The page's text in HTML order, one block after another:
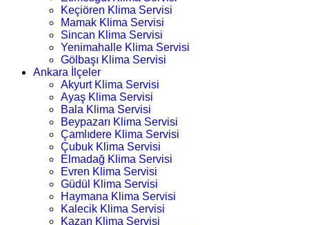
Keçiören Klima Servisi
Mamak Klima Servisi
Sincan Klima Servisi
Yenimahalle Klima Servisi
Gölbaşı Klima Servisi
Ankara İlçeler
Akyurt Klima Servisi
Ayaş Klima Servisi
Bala Klima Servisi
Beypazarı Klima Servisi
Çamlıdere Klima Servisi
Çubuk Klima Servisi
Elmadağ Klima Servisi
Evren Klima Servisi
Güdül Klima Servisi
Haymana Klima Servisi
Kalecik Klima Servisi
Kazan Klima Servisi